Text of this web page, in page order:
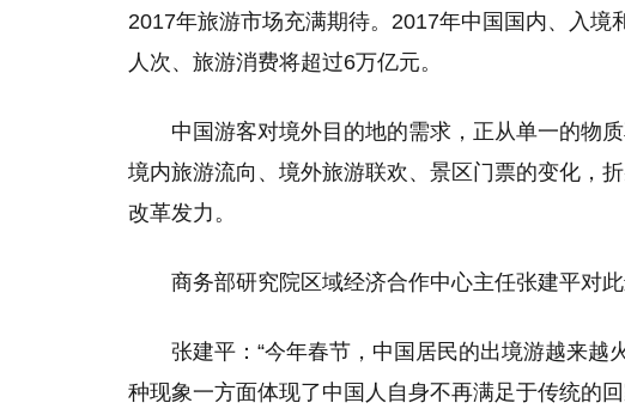
2017年旅游市场充满期待。2017年中国国内、入
人次、旅游消费将超过6万亿元。
中国游客对境外目的地的需求，正从单一的物
境内旅游流向、境外旅游联欢、景区门票的变化，
改革发力。
商务部研究院区域经济合作中心主任张建平对此
张建平：“今年春节，中国居民的出境游越来越
种现象一方面体现了中国人自身不再满足于传统的